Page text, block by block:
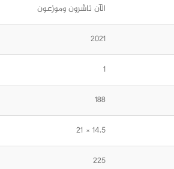
الآن ناشرون وموزعون
2021
1
188
14.5 × 21
225